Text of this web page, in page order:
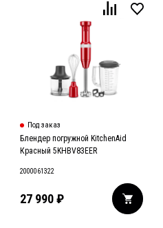
Под заказ
Блендер погружной KitchenAid
Красный 5KHBV83EER
2000061322
27 990₽